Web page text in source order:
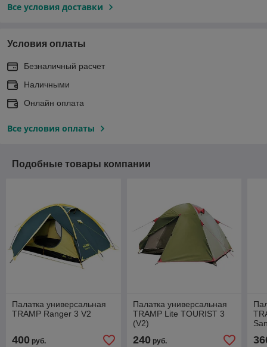
Все условия доставки
Условия оплаты
Безналичный расчет
Наличными
Онлайн оплата
Все условия оплаты
Подобные товары компании
Палатка универсальная
TRAMP Ranger 3 V2
400 руб.
Палатка универсальная
TRAMP Lite TOURIST 3
(V2)
240руб.